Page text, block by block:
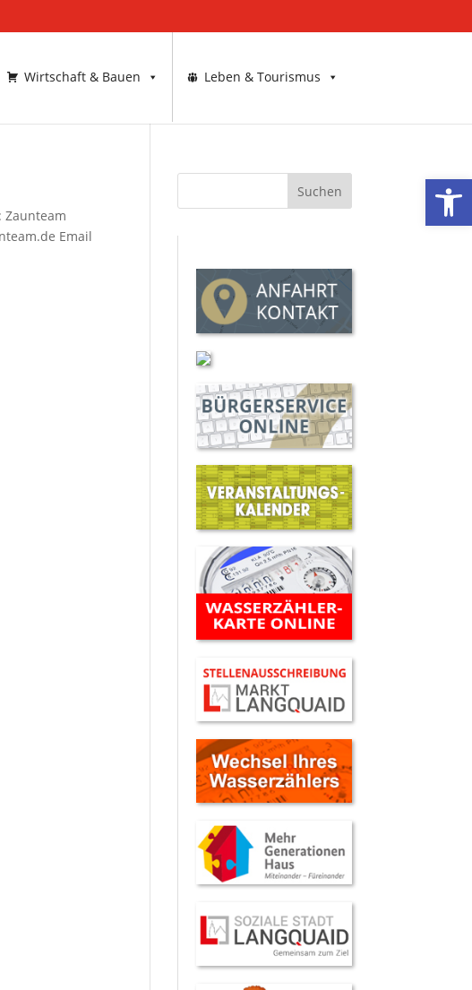
Wirtschaft & Bauen Leben & Tourismus
Email